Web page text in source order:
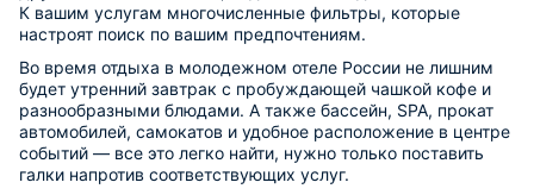
К вашим услугам многочисленные фильтры, которые
настроят поиск по вашим предпочтениям.
Во время отдыха в молодежном отеле России не лишним
будет утренний завтрак с пробуждающей чашкой кофе и
разнообразными блюдами. А также бассейн, SPA, прокат
автомобилей, самокатов и удобное расположение в центре
событий — все это легко найти, нужно только поставить
галки напротив соответствующих услуг.